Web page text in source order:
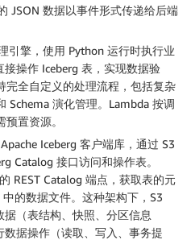
JSON 数据以事件形式传递给后端
引擎，使用 Python 运行时执行业
操作 Iceberg 表，实现数据验
完全自定义的处理流程，包括复杂
Schema 演化管理。Lambda 按调
置资源。
Iceberg 客户端库，通过 S3
Catalog 接口访问和操作表。
REST Catalog 端点，获取表的元
的数据文件。这种架构下，S3
据（表结构、快照、分区信息
数据操作（读取、写入、事务提